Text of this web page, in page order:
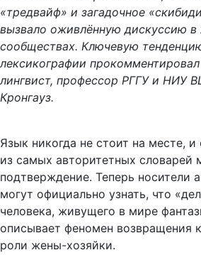
«тредвайф» и загадочное
вызвало оживлённую дискуссию в
сообществах. Ключевую
лексикографии
лингвист, профессор РГГУ и НИУ
Кронгауз.
Язык никогда не стоит на месте, и
из самых авторитетных
подтверждение. Теперь носители
могут официально узнать, что
человека, живущего в мире
описывает феномен возвращения
роли жены-хозяйки.